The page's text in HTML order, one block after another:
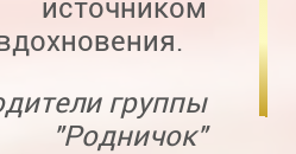
группы
"Родничок"